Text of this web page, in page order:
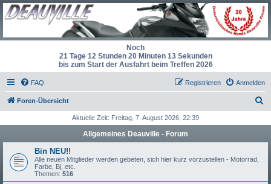
Noch
21 Tage 12 Stunden 20 Minuten 12 Sekunden
bis zum Start der Ausfahrt beim Treffen 2026
FAQ Anmelden
Registrieren
Foren-Übersicht
h
Aktuelle Zeit: Freitag, 7. August 2026, 22:39
Allgemeines Deauville - Forum
Bin NEU!!
Alle neuen Mitglieder werden gebeten, sich hier kurz vorzustellen - Motorrad,
Farbe, Bj, etc.
Themen: 516